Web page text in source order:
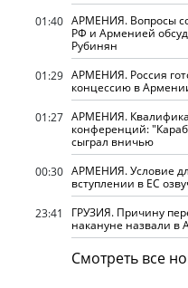
01:40 АРМЕНИЯ. Вопросы
РФ и Арменией
Рубинян
01:29 АРМЕНИЯ. Россия
концессию в
01:27 АРМЕНИЯ.
конференций:
сыграл вничью
00:30 АРМЕНИЯ. Условие
вступлении в ЕС
23:41
ГРУЗИЯ. Причину
накануне назвали в
Смотреть все